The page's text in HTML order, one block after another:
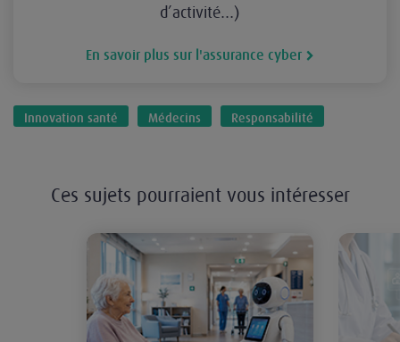
d’activité…)
En savoir plus sur l'assurance cyber
Innovation santé Médecins Responsabilité
Ces sujets pourraient vous intéresser
Robots sociaux à usage